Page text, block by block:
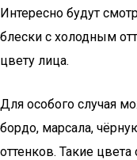
Интересно будут
блески с холодным
цвету лица.
Для особого случая
бордо, марсала,
оттенков. Такие